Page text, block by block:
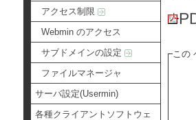
アクセス制限
Webmin のアクセス
サブドメインの設定
ファイルマネージャ
サーバ設定(Usermin)
各種クライアントソフトウェ
この